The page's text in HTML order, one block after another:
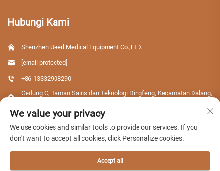
Hubungi Kami
Shenzhen Ueerl Medical Equipment Co.,LTD.
[email protected]
+86-13332908290
Gedung C, Taman Sains dan Teknologi Dingfeng, Kecamatan Dalang,
Kebijakan Privasi
We value your privacy
We use cookies and similar tools to provide our services. If you
don't want to accept all cookies, click Personalize cookies.
Accept all